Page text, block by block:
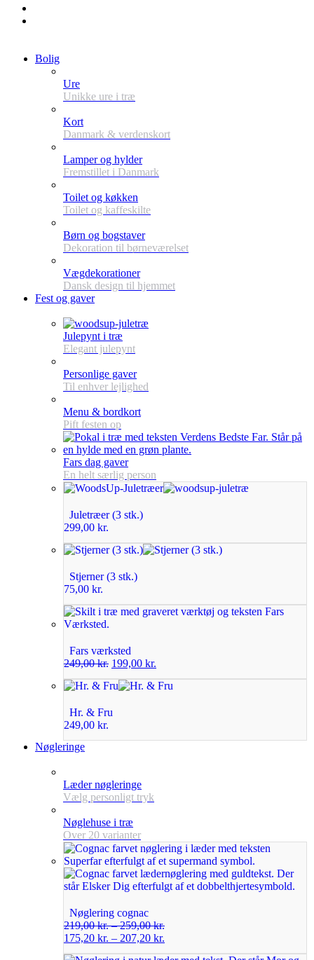
Bolig
Ure
Unikke ure i træ
Kort
Danmark & verdenskort
Lamper og hylder
Fremstillet i Danmark
Toilet og køkken
Toilet og kaffeskilte
Børn og bogstaver
Dekoration til børneværelset
Vægdekorationer
Dansk design til hjemmet
Fest og gaver
Julepynt i træ
Elegant julepynt
Personlige gaver
Til enhver lejlighed
Menu & bordkort
Pift festen op
Fars dag gaver
En helt særlig person
Juletræer (3 stk.)
299,00 kr.
Stjerner (3 stk.)
75,00 kr.
Fars værksted
249,00kr. 199,00 kr.
Hr. & Fru
249,00 kr.
Nøgleringe
Læder nøgleringe
Vælg personligt tryk
Nøglehuse i træ
Over 20 varianter
Nøglering cognac
219,00kr.–259,00kr.
175,20 kr. – 207,20 kr.